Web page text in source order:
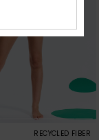
RECYCLED FIBER